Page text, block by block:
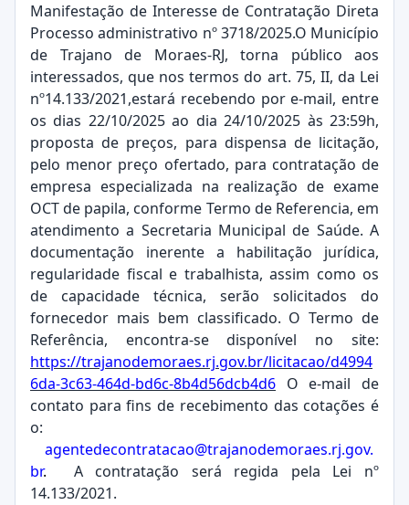
Manifestação de Interesse de Contratação Direta
Processo administrativo nº 3718/2025.O Município
de Trajano de Moraes-RJ, torna público aos
interessados, que nos termos do art. 75, II, da Lei
nº14.133/2021,estará recebendo por e-mail, entre
os dias 22/10/2025 ao dia 24/10/2025 às 23:59h,
proposta de preços, para dispensa de licitação,
pelo menor preço ofertado, para contratação de
empresa especializada na realização de exame
OCT de papila, conforme Termo de Referencia, em
atendimento a Secretaria Municipal de Saúde. A
documentação inerente a habilitação jurídica,
regularidade fiscal e trabalhista, assim como os
de capacidade técnica, serão solicitados do
fornecedor mais bem classificado. O Termo de
Referência, encontra-se disponível no site:
https://trajanodemoraes.rj.gov.br/licitacao/d4994
6da-3c63-464d-bd6c-8b4d56dcb4d6 O e-mail de
contato para fins de recebimento das cotações é
o:
agentedecontratacao@trajanodemoraes.rj.gov.
br.
A contratação será regida pela Lei nº
14.133/2021.